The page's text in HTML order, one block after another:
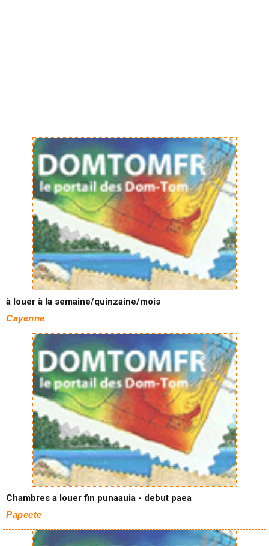
à louer à la semaine/quinzaine/mois
Cayenne
Chambres a louer fin punaauia - debut paea
Papeete